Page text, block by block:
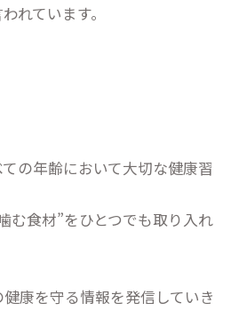
れています。
ての年齢において大切な健康習
む食材”をひとつでも取り入れ
康を守る情報を発信していき